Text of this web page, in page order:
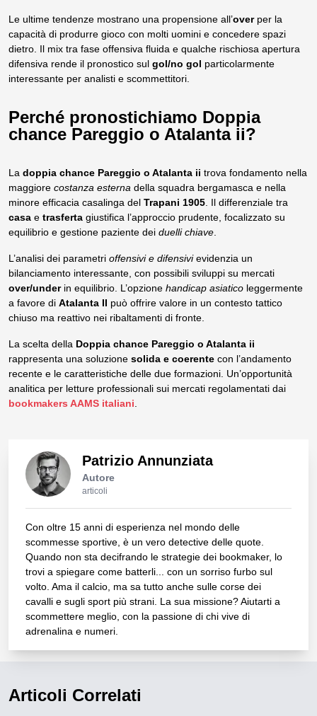
Le ultime tendenze mostrano una propensione all’overper la
capacità di produrre gioco con molti uomini e concedere spazi
dietro. Il mix tra fase offensiva fluida e qualche rischiosa apertura
difensiva rende il pronostico sul gol/no gol particolarmente
interessante per analisti e scommettitori.
Perché pronostichiamo Doppia
chance Pareggio o Atalanta ii?
La doppia chance Pareggio o Atalanta ii trova fondamento nella
maggiore costanza esterna della squadra bergamasca e nella
minore efficacia casalinga del Trapani 1905. Il differenziale tra
casa e trasferta giustifica l’approccio prudente, focalizzato su
equilibrio e gestione paziente dei duelli chiave.
L’analisi dei parametri offensivi e difensivievidenzia un
bilanciamento interessante, con possibili sviluppi su mercati
over/underin equilibrio. L’opzione handicap asiatico leggermente
a favore di Atalanta II può offrire valore in un contesto tattico
chiuso ma reattivo nei ribaltamenti di fronte.
La scelta della Doppia chance Pareggio o Atalanta ii
rappresenta una soluzione solida e coerente con l’andamento
recente e le caratteristiche delle due formazioni. Un’opportunità
analitica per letture professionali sui mercati regolamentati dai
bookmakers AAMS italiani.
Patrizio Annunziata
Autore
articoli
Con oltre 15 anni di esperienza nel mondo delle
scommesse sportive, è un vero detective delle quote.
Quando non sta decifrando le strategie dei bookmaker, lo
trovi a spiegare come batterli... con un sorriso furbo sul
volto. Ama il calcio, ma sa tutto anche sulle corse dei
cavalli e sugli sport più strani. La sua missione? Aiutarti a
scommettere meglio, con la passione di chi vive di
adrenalina e numeri.
Articoli Correlati